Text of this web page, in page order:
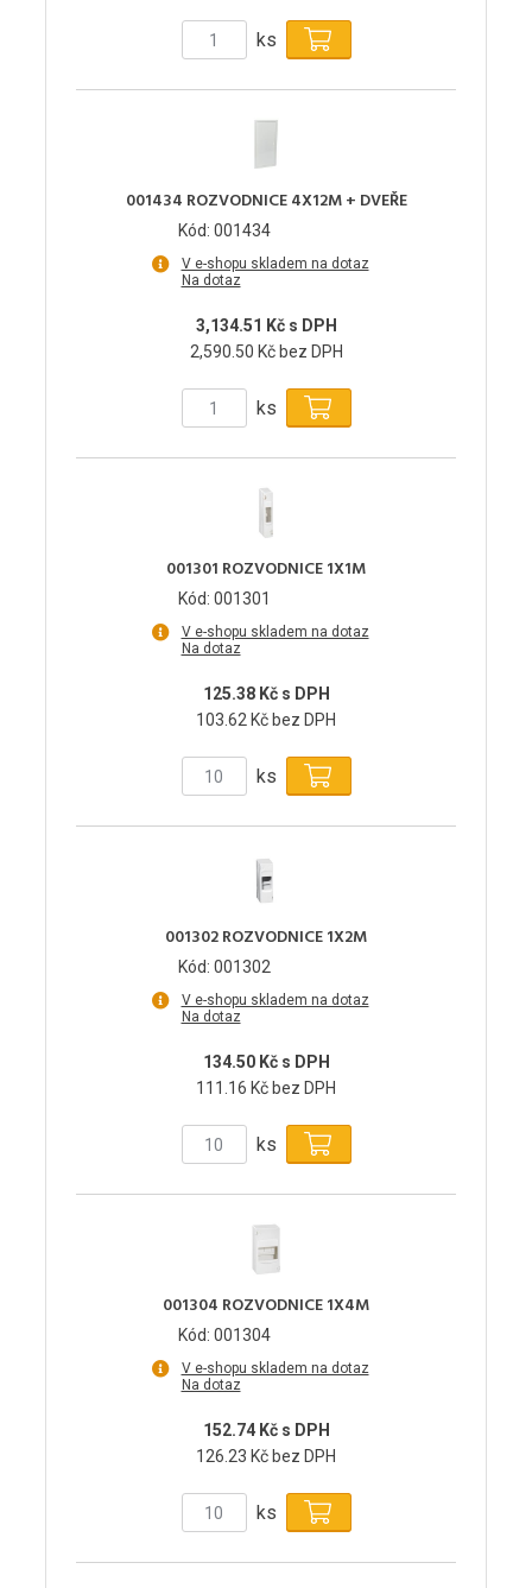
ks
001434 ROZVODNICE 4X12M + DVEŘE
Kód: 001434
V e-shopu skladem na dotaz
Na dotaz
3,134.51 Kč s DPH
2,590.50 Kč bez DPH
ks
001301 ROZVODNICE 1X1M
Kód: 001301
V e-shopu skladem na dotaz
Na dotaz
125.38 Kč s DPH
103.62 Kč bez DPH
ks
001302 ROZVODNICE 1X2M
Kód: 001302
V e-shopu skladem na dotaz
Na dotaz
134.50 Kč s DPH
111.16 Kč bez DPH
ks
001304 ROZVODNICE 1X4M
Kód: 001304
V e-shopu skladem na dotaz
Na dotaz
152.74 Kč s DPH
126.23 Kč bez DPH
ks